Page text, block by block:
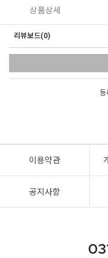
상품상세
리뷰보드(0)
이용약관
공지사항